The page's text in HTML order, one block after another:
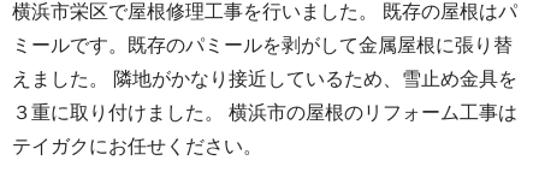
横浜市栄区で屋根修理工事を行いました。 既存の屋根はパ
ミールです。既存のパミールを剥がして金属屋根に張り替
えました。 隣地がかなり接近しているため、雪止め金具を
３重に取り付けました。 横浜市の屋根のリフォーム工事は
テイガクにお任せください。